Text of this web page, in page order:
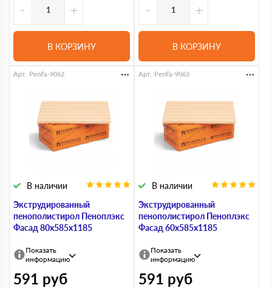
- +
В КОРЗИНУ
- +
В КОРЗИНУ
Экструдированный
пенополистирол Пеноплэкс
Фасад 80х585х1185
В наличии
Арт. PenFa-9062
Показать
информацию
591 руб
Экструдированный
пенополистирол Пеноплэкс
Фасад 60х585х1185
В наличии
Арт. PenFa-9063
Показать
информацию
591 руб